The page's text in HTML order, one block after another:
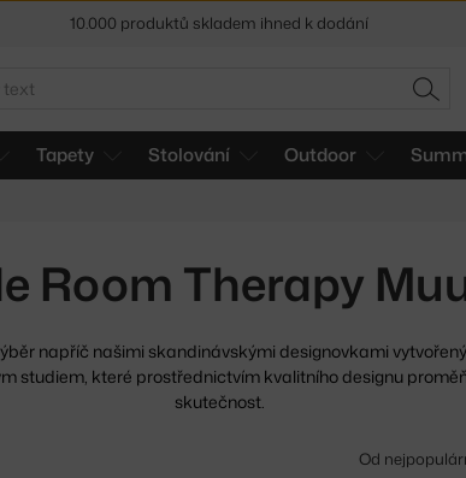
Tapety Stolování Outdoor
Room Therapy
napříč našimi skandinávskými designovkami vytvořený
studiem, které prostřednictvím kvalitního designu
skutečnost.
Od
10.000 produktů skladem ihned k dodání